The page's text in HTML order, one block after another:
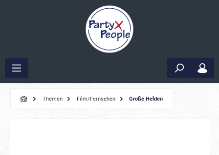
Themen Film/Fernsehen Große Helden